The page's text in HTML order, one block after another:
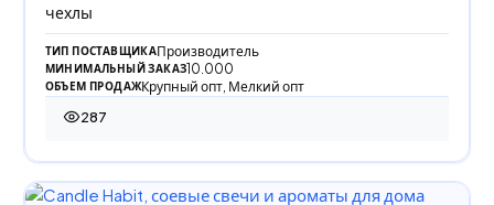
чехлы
ТИП ПОСТАВЩИКАПроизводитель
МИНИМАЛЬНЫЙ ЗАКАЗ10.000
ОБЪЕМ ПРОДАЖКрупный опт, Мелкий опт
287
287 просмотров